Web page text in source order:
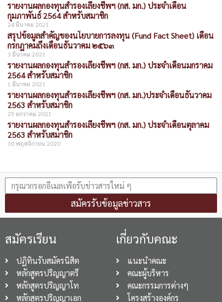
รายงานผลกองทุนสำรองเลี้ยงชีพฯ (กส. มก.) ประจำเดือน
กุมภาพันธ์ 2564 สำหรับสมาชิก
24 มีนาคม 2021
สรุปข้อมูลสำคัญของนโยบายการลงทุน (Fund Fact Sheet) เดือน
กรกฎาคมถึงเดือนธันวาคม ๒๕๖๓
3 มีนาคม 2021
รายงานผลกองทุนสำรองเลี้ยงชีพฯ (กส. มก.) ประจำเดือนมกราคม
2564 สำหรับสมาชิก
1 มีนาคม 2021
รายงานผลกองทุนสำรองเลี้ยงชีพฯ (กส. มก.)ประจำเดือนธันวาคม
2563 สำหรับสมาชิก
25 มกราคม 2021
รายงานผลกองทุนสำรองเลี้ยงชีพฯ (กส. มก.) ประจำเดือนตุลาคม
2563 สำหรับสมาชิก
30 พฤศจิกายน 2020
สมัครรับข้อมูลข่าวสาร
สมัครเรียน
ปฏิทินรับสมัครนิสิต
หลักสูตรปริญญาตรี
หลักสูตรปริญญาโท
หลักสูตรปริญญาเอก
เกี่ยวกับคณะ
แนะนำคณะ
คณะผู้บริหาร
คณะกรรมการต่างๆ
โครงสร้างองค์กร